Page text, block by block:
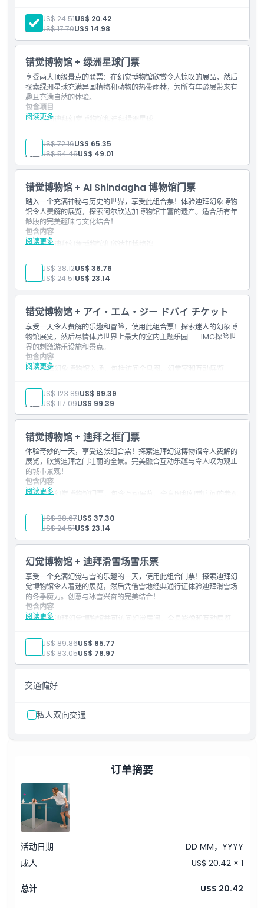
取消政策
全息影像展示和光学装置入场
使用配备拼图和脑力游戏的游戏室
成人: US$ 24.51US$ 20.42
儿童:
US$ 17.70US$ 14.98
错觉博物馆 + 绿洲星球门票
享受两大顶级景点的联票：在幻觉博物馆欣赏令人惊叹的展品，然后
探索绿洲星球充满异国植物和动物的热带雨林，为所有年龄层带来有
趣且充满自然的体验。
阅读更多
包含项目
入场迪拜幻觉博物馆和迪拜绿洲星球
探索拥有3000多种植物和动物的热带雨林
享受益智游戏、脑力游戏和沉浸式野生动物体验
成人: US$ 72.16US$ 65.35
儿童:US$ 54.46US$ 49.01
错觉博物馆 + Al Shindagha 博物馆门票
踏入一个充满神秘与历史的世界，享受此组合票！体验迪拜幻象博物
馆令人费解的展览，探索阿尔欣达加博物馆丰富的遗产。适合所有年
龄段的完美趣味与文化结合！
阅读更多
包含内容
进入迪拜幻象博物馆和欣达加博物馆
享受互动展示、谜题和教育学习项目
游客支持、顺畅的购票体验和现场贴心服务
成人: US$ 38.12US$ 36.76
儿童: US$ 24.51US$ 23.14
错觉博物馆 + アイ・エム・ジー ドバイ チケット
享受一天令人费解的乐趣和冒险，使用此组合票！探索迷人的幻象博
物馆展览，然后尽情体验世界上最大的室内主题乐园——IMG探险世
界的刺激游乐设施和景点。
阅读更多
包含内容
杜拜幻象博物馆入场，包括访问全息图、幻觉室和互动展览
阿拉伯塔内导览（平均1.5小时）
UMA日落休息室提供一杯软饮料（果汁、软饮或无酒精鸡尾
酒）
成人: US$ 123.89US$ 99.39
儿童:US$ 117.09US$ 99.39
错觉博物馆 + 迪拜之框门票
体验奇妙的一天，享受这张组合票！探索迪拜幻觉博物馆令人费解的
展览，欣赏迪拜之门壮丽的全景。完美融合互动乐趣与令人叹为观止
的城市景观！
阅读更多
包含内容
迪拜幻觉博物馆门票，包含互动展览、全息图和幻觉房间的参观
迪拜之门门票，包含有关迪拜过去、现在和未来的展览
在迪拜之门观景台欣赏城市全景
成人: US$ 38.67US$ 37.30
儿童: US$ 24.51US$ 23.14
幻觉博物馆 + 迪拜滑雪场雪乐票
享受一个充满幻觉与雪的乐趣的一天，使用此组合门票！探索迪拜幻
觉博物馆令人着迷的展览，然后凭借雪地经典通行证体验迪拜滑雪场
的冬季魔力。创意与冰雪兴奋的完美结合！
阅读更多
包含内容
进入迪拜幻觉博物馆并可访问幻觉房间、全息影像和互动展览
单次进入迪拜滑雪场雪地公园，停留时间不限
参与雪地公园活动，包括冰洞和互动雪体验
成人: US$ 89.86US$ 85.77
儿童:US$ 83.05US$ 78.97
交通偏好
私人双向交通
订单摘要
活动日期
DD MM，YYYY
成人
US$ 20.42 × 1
总计 US$ 20.42